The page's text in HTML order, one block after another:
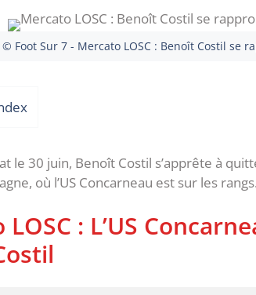
© Foot Sur 7 - Mercato LOSC : Benoît Costil se
le 30 juin, Benoît Costil s’apprête à
où l’US Concarneau est sur les
: L’US